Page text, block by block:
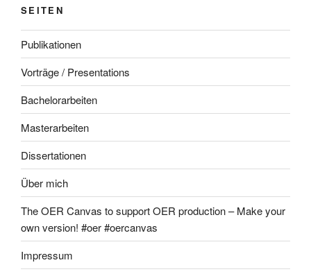
SEITEN
Publikationen
Vorträge / Presentations
Bachelorarbeiten
Masterarbeiten
Dissertationen
Über mich
The OER Canvas to support OER production – Make your
own version! #oer #oercanvas
Impressum